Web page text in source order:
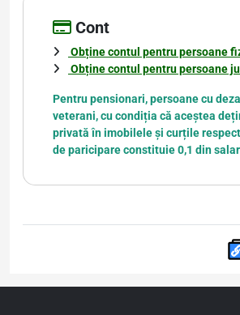
Cont
Obține contul pentru persoane
Obține contul pentru persoane
Pentru pensionari, persoane cu
veterani, cu condiția că aceștea
privată în imobilele și curțile
de paricipare constituie 0,1 din